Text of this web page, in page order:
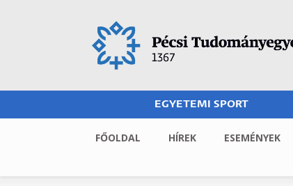
EGYETEMI SPORT
FŐOLDAL HÍREK ESEMÉNYEK